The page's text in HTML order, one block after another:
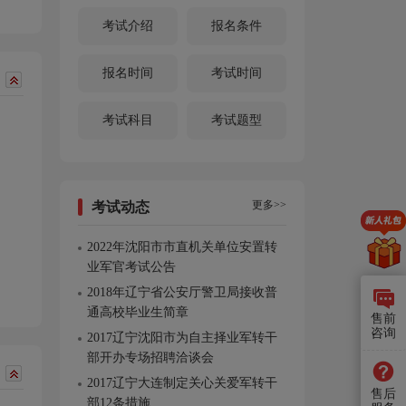
考试介绍 报名条件
报名时间 考试时间
考试科目 考试题型
考试动态 更多>>
2022年沈阳市市直机关单位安置转
业军官考试公告
2018年辽宁省公安厅警卫局接收普
通高校毕业生简章
2017辽宁沈阳市为自主择业军转干
部开办专场招聘洽谈会
2017辽宁大连制定关心关爱军转干
部12条措施
售前
咨询
售后